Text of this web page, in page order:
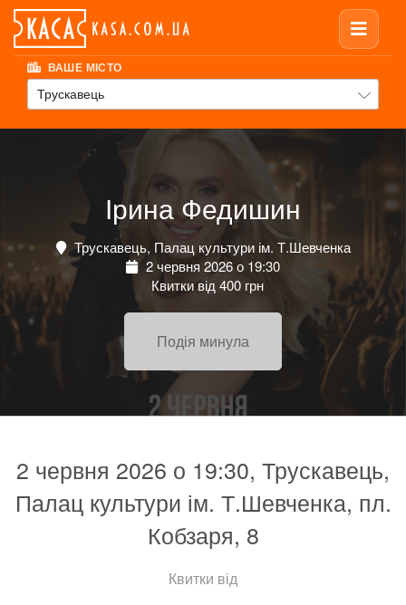
ВАШЕ МІСТО
Трускавець
Ірина Федишин
Трускавець, Палац культури ім. Т.Шевченка
2 червня 2026 о 19:30
Квитки від 400 грн
Подія минула
2 червня 2026 о 19:30, Трускавець,
Палац культури ім. Т.Шевченка, пл.
Кобзаря, 8
Квитки від